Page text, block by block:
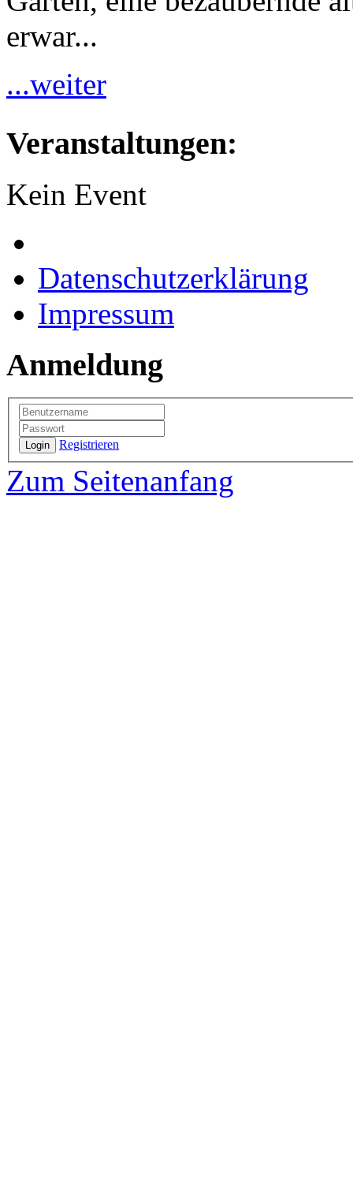
erwar...
...weiter
Veranstaltungen:
Kein Event
Datenschutzerklärung
Impressum
Anmeldung
Login Registrieren
Zum Seitenanfang